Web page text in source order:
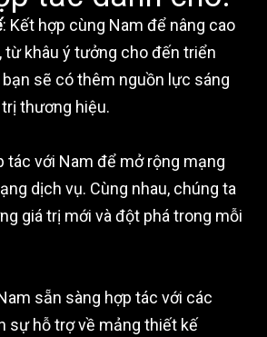
: Kết hợp cùng Nam để nâng cao
từ khâu ý tưởng cho đến triển
sẽ có thêm nguồn lực sáng
thương hiệu.
tác với Nam để mở rộng mạng
dịch vụ. Cùng nhau, chúng ta
giá trị mới và đột phá trong mỗi
sẵn sàng hợp tác với các
sự hỗ trợ về mảng thiết kế